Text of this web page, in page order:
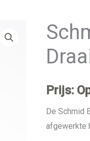
Prijs:
De Schmid
afgewerkte